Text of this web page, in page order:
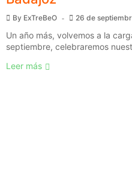
By ExTreBeO 26 de
Un año más, volvemos a la
septiembre, celebraremos
Leer más